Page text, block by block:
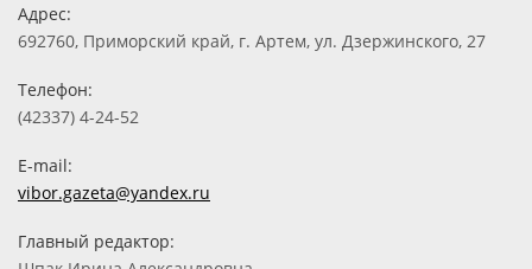
Адрес:
692760, Приморский край, г. Артем, ул. Дзержинского, 27
Телефон:
(42337) 4-24-52
E-mail:
vibor.gazeta@yandex.ru
Главный редактор: